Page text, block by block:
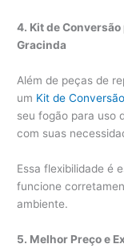
4. Kit de Conversão
Gracinda
Além de peças de
um Kit de
seu fogão para uso
com suas
Essa flexibilidade é
funcione
ambiente.
5. Melhor Preço e